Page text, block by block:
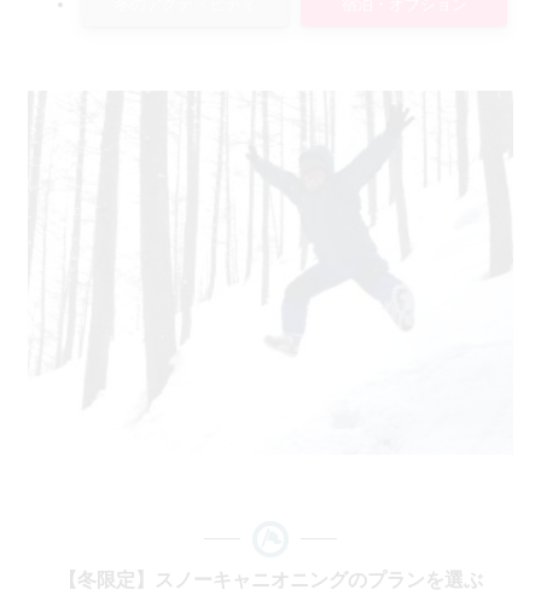
【冬限定】スノーキャニオニングのプランを選ぶ